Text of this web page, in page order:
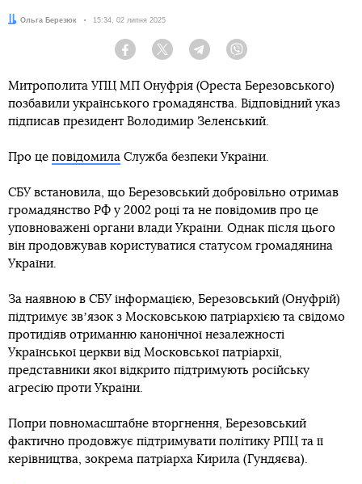
Автор:
Ольга Березюк Дата:
15:34, 02 липня 2025
Facebook Twitter Telegram
Митрополита УПЦ МП Онуфрія (Ореста Березовського)
позбавили українського громадянства. Відповідний указ
підписав президент Володимир Зеленський.
Про це повідомила Служба безпеки України.
СБУ встановила, що Березовський добровільно отримав
громадянство РФ у 2002 році та не повідомив про це
уповноважені органи влади України. Однак після цього
він продовжував користуватися статусом громадянина
України.
За наявною в СБУ інформацією, Березовський (Онуфрій)
підтримує звʼязок з Московською патріархією та свідомо
протидіяв отриманню канонічної незалежності
Української церкви від Московської патріархії,
представники якої відкрито підтримують російську
агресію проти України.
Попри повномасштабне вторгнення, Березовський
фактично продовжує підтримувати політику РПЦ та її
керівництва, зокрема патріарха Кирила (Гундяєва).